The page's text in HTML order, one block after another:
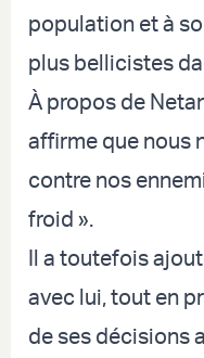
population et à
plus bellicistes
À propos de
affirme que nous
contre nos
froid ».
Il a toutefois
avec lui, tout en
de ses décisions